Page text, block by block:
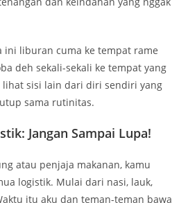
Jangan Sampai Lupa!
logistik. Mulai dari nasi, lauk,
itu aku dan teman-teman bawa
Rasanya? Lebih nikmat dari
makannya di tepi laut sambil
teh celup. Sore hari sambil
secangkir hangat, rasanya tuh
kamu suka mancing, boleh juga